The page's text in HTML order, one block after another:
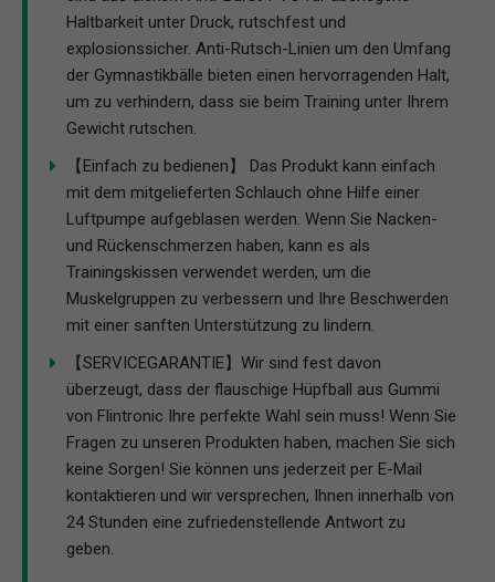
Haltbarkeit unter Druck, rutschfest und
explosionssicher. Anti-Rutsch-Linien um den Umfang
der Gymnastikbälle bieten einen hervorragenden Halt,
um zu verhindern, dass sie beim Training unter Ihrem
Gewicht rutschen.
【Einfach zu bedienen】 Das Produkt kann einfach
mit dem mitgelieferten Schlauch ohne Hilfe einer
Luftpumpe aufgeblasen werden. Wenn Sie Nacken-
und Rückenschmerzen haben, kann es als
Trainingskissen verwendet werden, um die
Muskelgruppen zu verbessern und Ihre Beschwerden
mit einer sanften Unterstützung zu lindern.
【SERVICEGARANTIE】Wir sind fest davon
überzeugt, dass der flauschige Hüpfball aus Gummi
von Flintronic Ihre perfekte Wahl sein muss! Wenn Sie
Fragen zu unseren Produkten haben, machen Sie sich
keine Sorgen! Sie können uns jederzeit per E-Mail
kontaktieren und wir versprechen, Ihnen innerhalb von
24 Stunden eine zufriedenstellende Antwort zu
geben.